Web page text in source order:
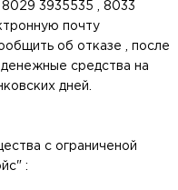
3935535 , 8033
почту
об отказе , после
средства на
дней.
с ограниченой
: